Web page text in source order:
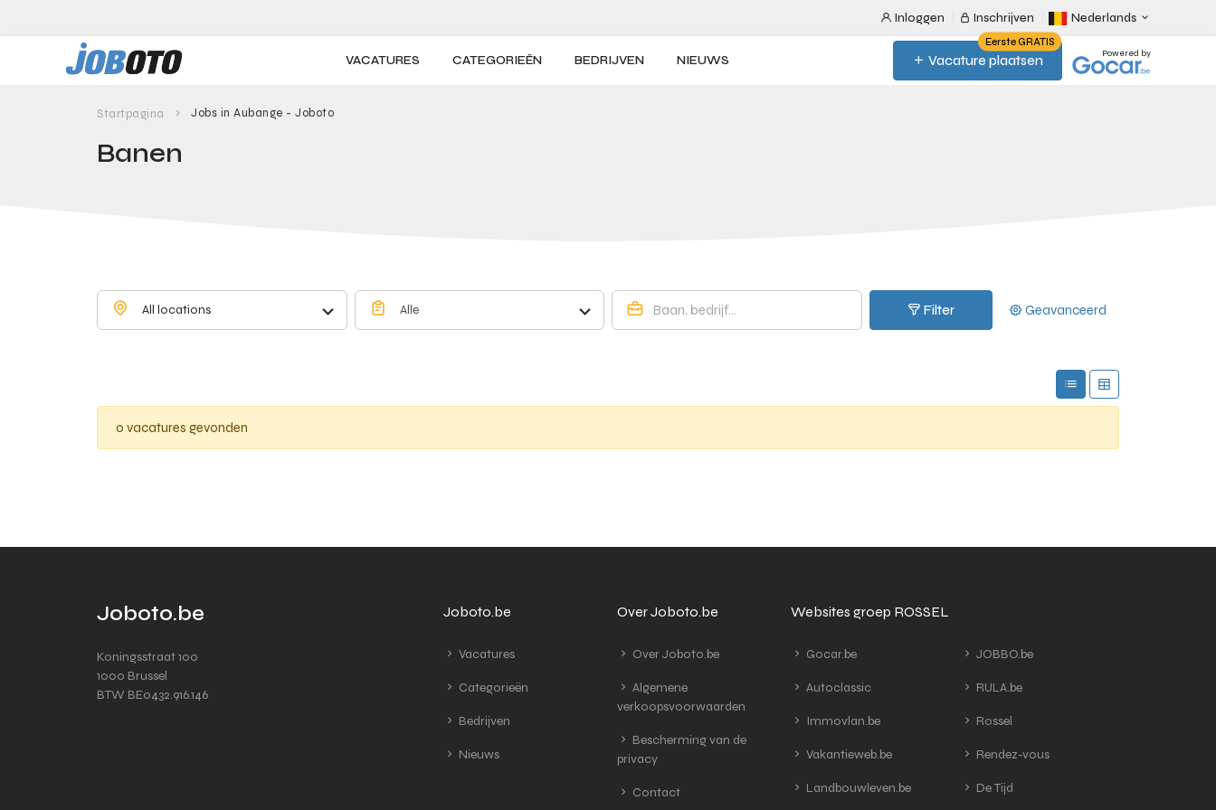
Inloggen Inschrijven Nederlands
VACATURES CATEGORIEËN BEDRIJVEN NIEUWS Vacature plaatsen
Eerste GRATIS
Powered by
Startpagina Jobs in Aubange - Joboto
Banen
All locations Alle Filter Geavanceerd
0 vacatures gevonden
Joboto.be
Koningsstraat 100
1000 Brussel
BTW BE0432.916.146
Joboto.be
Vacatures
Categorieën
Bedrijven
Nieuws
Over Joboto.be
Over Joboto.be
Algemene
verkoopsvoorwaarden
Bescherming van de
privacy
Contact
Websites groep ROSSEL
Gocar.be
Autoclassic
Immovlan.be
Vakantieweb.be
Landbouwleven.be
JOBBO.be
RULA.be
Rossel
Rendez-vous
De Tijd